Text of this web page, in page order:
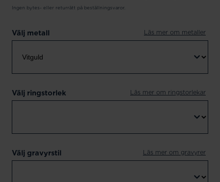
Ingen bytes- eller returrätt på beställningsvaror.
Välj metall Läs mer om metaller
Välj ringstorlek Läs mer om ringstorlekar
Välj gravyrstil Läs mer om gravyrer